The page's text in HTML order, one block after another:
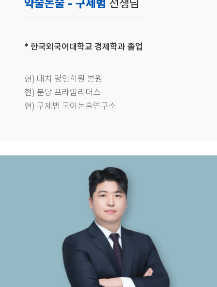
약술논술 - 구제범 선생님
* 한국외국어대학교 경제학과 졸업
현) 대치 명인학원 본원
현) 분당 프라임리더스
현) 구제범 국어논술연구소